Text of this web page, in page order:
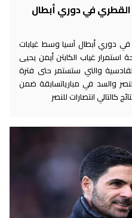
في دوري أبطال
دوري أبطال آسيا وسط غيابات
استمرار غياب الكابتن أيمن يحيى
والتي ستستمر حتى فترة
والسد في مبارياتسابقة ضمن
كالتالي انتصارات للنصر